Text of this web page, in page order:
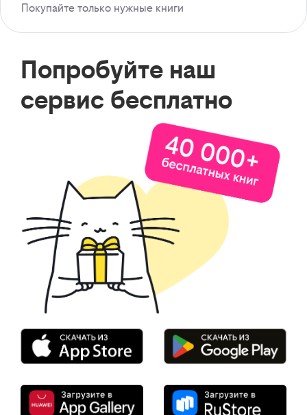
Покупайте только нужные книги
Попробуйте наш
сервис бесплатно